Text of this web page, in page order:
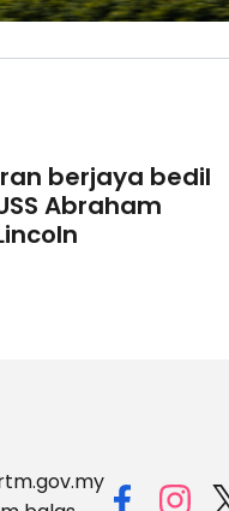
berjaya bedil
Abraham